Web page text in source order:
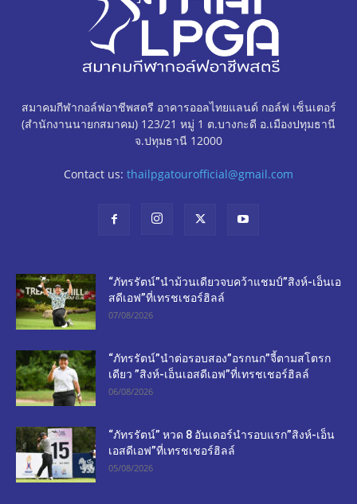
สมาคมกีฬากอล์ฟอาชีพสตรี อาคารออลไทยแลนด์ กอล์ฟ เซ็นเตอร์
(สำนักงานนายกสมาคม) 123/21 หมู่ 1 ต.บางกะดี อ.เมืองปทุมธานี
จ.ปทุมธานี 12000
Contact us: thailpgatourofficial@gmail.com
“ภัทรรัตน์”นำม้วนเดียวจบคว้าแชมป์”สิงห์-เอ็นเอ
สดีเอฟ”ที่เทรชเชอร์ฮิลล์
07/08/2026
“ภัทรรัตน์”นำต่อรอบสอง”อรกนก”จี้ตามสโตรก
เดียว ”สิงห์-เอ็นเอสดีเอฟ”ที่เทรชเชอร์ฮิลล์
06/08/2026
“ภัทรรัตน์” หวด 8 อันเดอร์นำรอบแรก”สิงห์-เอ็น
เอสดีเอฟ”ที่เทรชเชอร์ฮิลล์
05/08/2026